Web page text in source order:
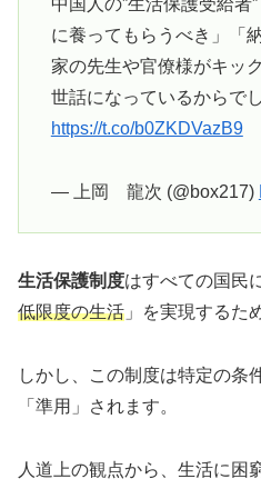
中国人の”生活保護受給者
に養ってもらうべき」「
家の先生や官僚様がキッ
世話になっているからで
https://t.co/b0ZKDVazB9
— 上岡 龍次 (@box217)
生活保護制度はすべての国民
低限度の生活 」を実現するた
しかし、この制度は特定の条
「準用」されます。
人道上の観点から、生活に困